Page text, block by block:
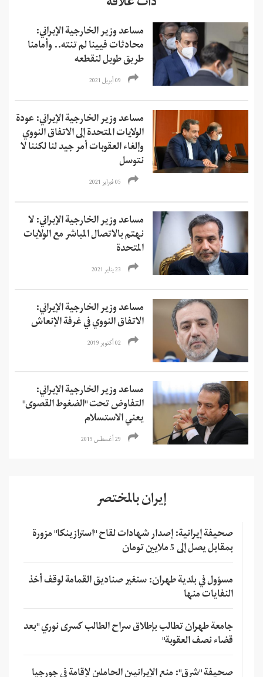
مساعد وزير الخارجية الإيراني:
محادثات فيينا لم تنته.. وأمامنا
طريق طويل لنقطعه
09 أبريل 2021
مساعد وزير الخارجية الإيراني: عودة
الولايات المتحدة إلى الاتفاق النووي
وإلغاء العقوبات أمر جيد لنا لكننا لا
نتوسل
05 فبراير 2021
مساعد وزير الخارجية الإيراني: لا
نهتم بالاتصال المباشر مع الولايات
المتحدة
23 يناير 2021
مساعد وزير الخارجية الإيراني:
الاتفاق النووي في غرفة الإنعاش
02 أكتوبر 2019
مساعد وزير الخارجية الإيراني:
التفاوض تحت "الضغوط القصوى"
يعني الاستسلام
29 أغسطس 2019
إيران بالمختصر
صحيفة إيرانية: إصدار شهادات لقاح "استرازينكا" مزورة
بمقابل يصل إلى 5 ملايين تومان
مسؤول في بلدية طهران: سنغير صناديق القمامة لوقف أخذ
النفايات منها
جامعة طهران تطالب بإطلاق سراح الطالب كسرى نوري "بعد
قضاء نصف العقوبة"